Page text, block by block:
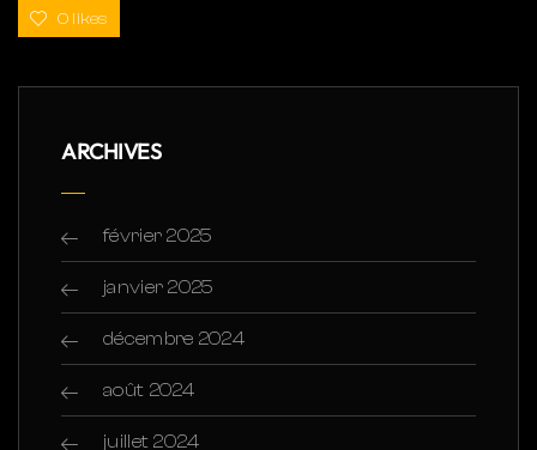
0 likes
ARCHIVES
février 2025
janvier 2025
décembre 2024
août 2024
juillet 2024